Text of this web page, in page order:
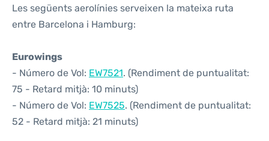
Les següents aerolínies serveixen la mateixa ruta
entre Barcelona i Hamburg:
Eurowings
- Número de Vol: EW7521. (Rendiment de puntualitat:
75 - Retard mitjà: 10 minuts)
- Número de Vol: EW7525. (Rendiment de puntualitat:
52 - Retard mitjà: 21 minuts)